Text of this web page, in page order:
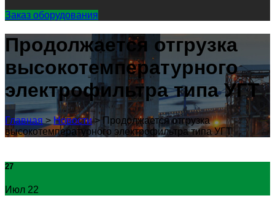
Заказ оборудования
Продолжается отгрузка
высокотемпературного
электрофильтра типа УГТ
Главная > Новости> Продолжается отгрузка
высокотемпературного электрофильтра типа УГТ
27
Июл 22